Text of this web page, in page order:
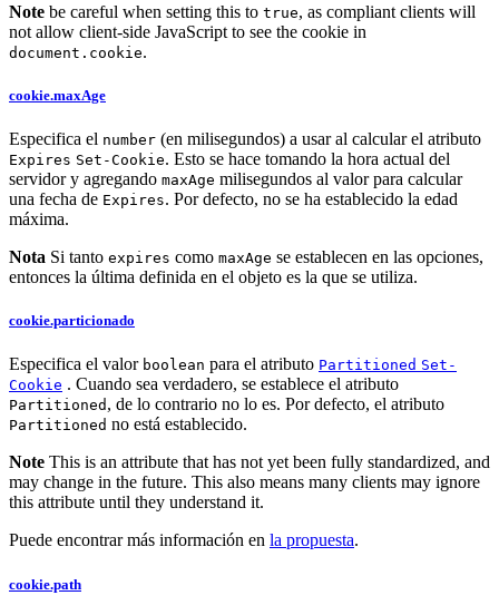
Note be careful when setting this to true, as compliant clients will
not allow client-side JavaScript to see the cookie in
document.cookie.
cookie.maxAge
Especifica el number (en milisegundos) a usar al calcular el atributo
Expires Set-Cookie. Esto se hace tomando la hora actual del
servidor y agregando maxAge milisegundos al valor para calcular
una fecha de Expires. Por defecto, no se ha establecido la edad
máxima.
Nota Si tanto expires como maxAge se establecen en las opciones,
entonces la última definida en el objeto es la que se utiliza.
cookie.particionado
Especifica el valor boolean para el atributo Partitioned Set-
Cookie . Cuando sea verdadero, se establece el atributo
Partitioned , de lo contrario no lo es. Por defecto, el atributo
Partitioned no está establecido.
Note This is an attribute that has not yet been fully standardized, and
may change in the future. This also means many clients may ignore
this attribute until they understand it.
Puede encontrar más información en la propuesta.
cookie.path